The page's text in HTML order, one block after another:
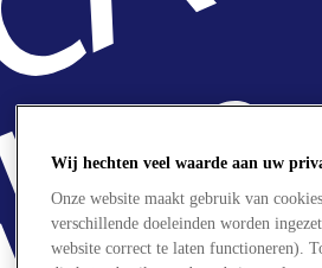
Wij hechten veel waarde aan uw
Onze website maakt gebruik van
verschillende doeleinden worden
website correct te laten functioneren).